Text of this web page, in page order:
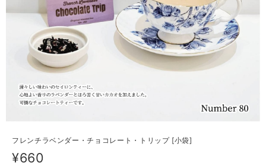
フレンチラベンダー・チョコレート・トリップ [小袋]
¥660